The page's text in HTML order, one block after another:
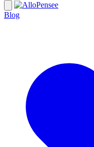
Blog